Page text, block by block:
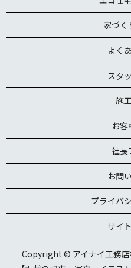
家づく
よく
スタ
施
お客
社長
お問
プライバ
サイ
Copyright © アイナイ工務